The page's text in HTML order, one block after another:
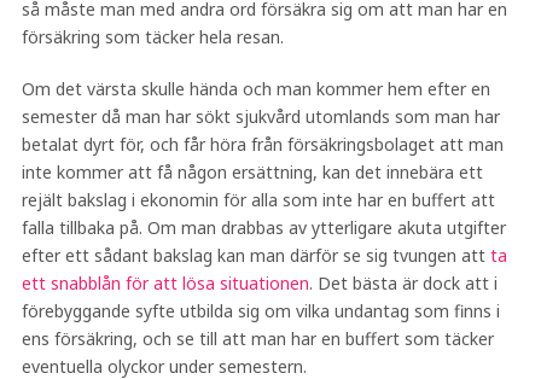
så måste man med andra ord försäkra sig om att man har en
försäkring som täcker hela resan.
Om det värsta skulle hända och man kommer hem efter en
semester då man har sökt sjukvård utomlands som man har
betalat dyrt för, och får höra från försäkringsbolaget att man
inte kommer att få någon ersättning, kan det innebära ett
rejält bakslag i ekonomin för alla som inte har en buffert att
falla tillbaka på. Om man drabbas av ytterligare akuta utgifter
efter ett sådant bakslag kan man därför se sig tvungen att ta
ett snabblån för att lösa situationen. Det bästa är dock att i
förebyggande syfte utbilda sig om vilka undantag som finns i
ens försäkring, och se till att man har en buffert som täcker
eventuella olyckor under semestern.